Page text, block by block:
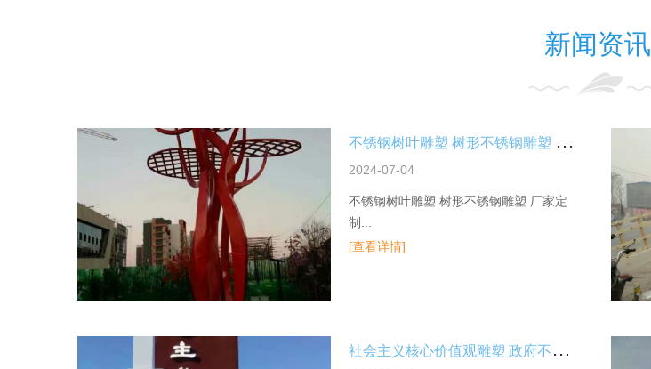
新闻资讯
不
锈钢树叶雕塑 树形不锈钢雕塑 厂家定制
2024-07-04
不锈钢树叶雕塑 树形不锈钢雕塑 厂家定
制...
[查看详情]
社
会主义核心价值观雕塑 政府不锈钢雕塑